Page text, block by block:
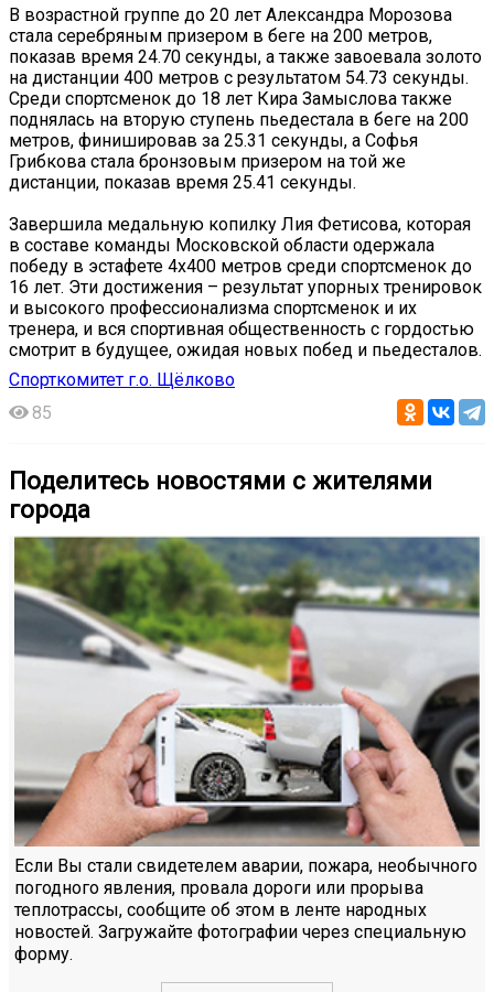
В возрастной группе до 20 лет Александра Морозова
стала серебряным призером в беге на 200 метров,
показав время 24.70 секунды, а также завоевала золото
на дистанции 400 метров с результатом 54.73 секунды.
Среди спортсменок до 18 лет Кира Замыслова также
поднялась на вторую ступень пьедестала в беге на 200
метров, финишировав за 25.31 секунды, а Софья
Грибкова стала бронзовым призером на той же
дистанции, показав время 25.41 секунды.
Завершила медальную копилку Лия Фетисова, которая
в составе команды Московской области одержала
победу в эстафете 4х400 метров среди спортсменок до
16 лет. Эти достижения – результат упорных тренировок
и высокого профессионализма спортсменок и их
тренера, и вся спортивная общественность с гордостью
смотрит в будущее, ожидая новых побед и пьедесталов.
Спорткомитет г.о. Щёлково
85
Поделитесь новостями с жителями
города
Если Вы стали свидетелем аварии, пожара, необычного
погодного явления, провала дороги или прорыва
теплотрассы, сообщите об этом в ленте народных
новостей. Загружайте фотографии через специальную
форму.